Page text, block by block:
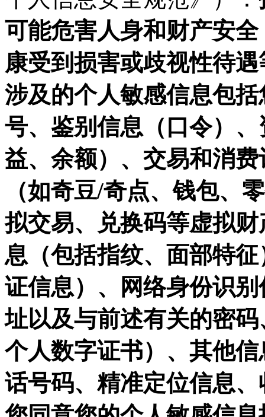
可能危害人身和财产安
康受到损害或歧视性待
涉及的个人敏感信息包
号、鉴别信息（口令）
益、余额）、交易和消
（如奇豆/奇点、钱包、
拟交易、兑换码等虚拟
息（包括指纹、面部特
证信息）、网络身份识
址以及与前述有关的密
个人数字证书）、其他
话号码、精准定位信息